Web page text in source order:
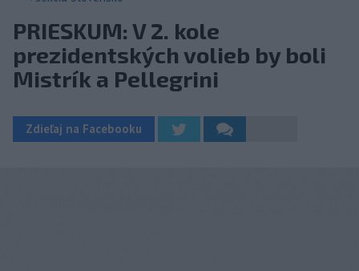
PRIESKUM: V 2. kole
prezidentských volieb by boli
Mistrík a Pellegrini
Zdieľaj na Facebooku